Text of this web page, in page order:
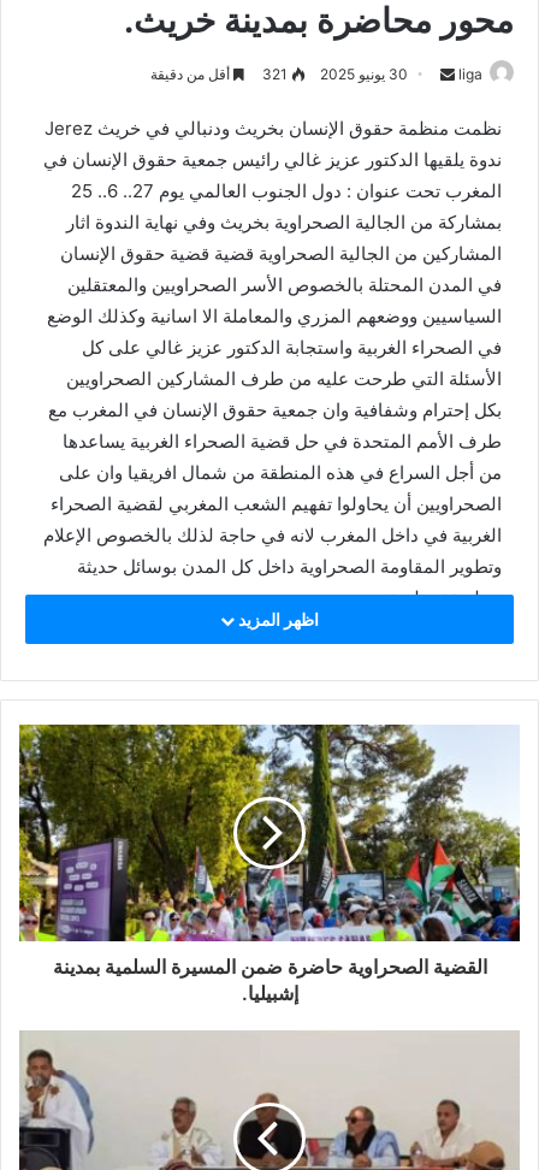
محور محاضرة بمدينة خريث.
liga
n
d
a
30 يونيو 2025 321 أقل من دقيقة
نظمت منظمة حقوق الإنسان بخريث ودنبالي في خريث Jerez
ندوة يلقيها الدكتور عزيز غالي رائيس جمعية حقوق الإنسان في
المغرب تحت عنوان : دول الجنوب العالمي يوم 27.. 6.. 25
بمشاركة من الجالية الصحراوية بخريث وفي نهاية الندوة اثار
المشاركين من الجالية الصحراوية قضية قضية حقوق الإنسان
في المدن المحتلة بالخصوص الأسر الصحراويين والمعتقلين
السياسيين ووضعهم المزري والمعاملة الا اسانية وكذلك الوضع
في الصحراء الغربية واستجابة الدكتور عزيز غالي على كل
الأسئلة التي طرحت عليه من طرف المشاركين الصحراويين
بكل إحترام وشفافية وان جمعية حقوق الإنسان في المغرب مع
طرف الأمم المتحدة في حل قضية الصحراء الغربية يساعدها
من أجل السراع في هذه المنطقة من شمال افريقيا وان على
الصحراويين أن يحاولوا تفهيم الشعب المغربي لقضية الصحراء
الغربية في داخل المغرب لانه في حاجة لذلك بالخصوص الإعلام
وتطوير المقاومة الصحراوية داخل كل المدن بوسائل حديثة
وبطريقة سلمية.
اظهر المزيد
القضية الصحراوية حاضرة ضمن المسيرة السلمية بمدينة
إشبيليا.